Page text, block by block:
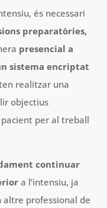
és necessari
preparatòries,
presencial a
sistema encriptat
realitzar una
objectius
per al treball
continuar
a l’intensiu, ja
altre professional de